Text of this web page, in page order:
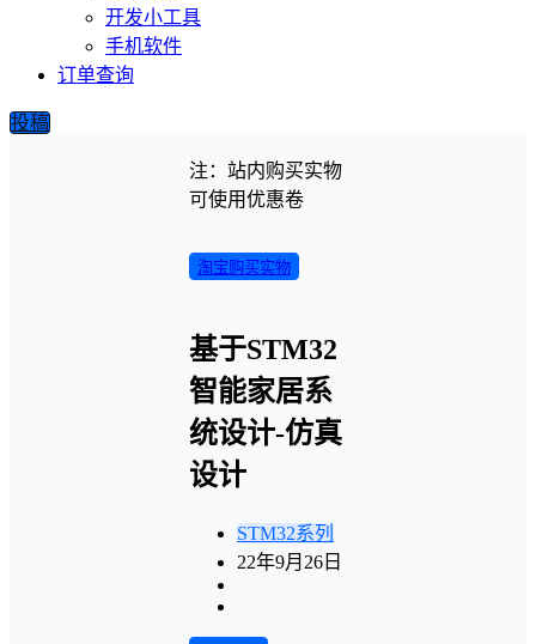
开发小工具
手机软件
订单查询
投稿
注：站内购买实物
可使用优惠卷
淘宝购买实物
基于STM32
智能家居系
统设计-仿真
设计
STM32系列
22年9月26日